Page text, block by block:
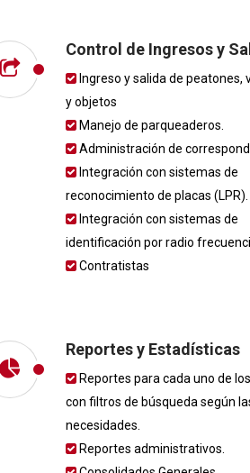
Control de Ingresos y
Ingreso y salida de peatones,
y objetos
Manejo de parqueaderos.
Administración de
Integración con sistemas de
reconocimiento de placas (LPR).
Integración con sistemas de
identificación por radio
Contratistas
Reportes y Estadísticas
Reportes para cada uno de
con filtros de búsqueda según
necesidades.
Reportes administrativos.